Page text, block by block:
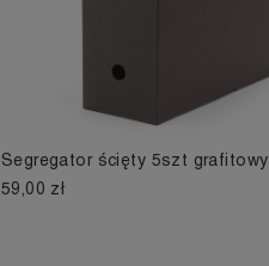
Segregator ścięty 5szt grafitowy
59,00 zł